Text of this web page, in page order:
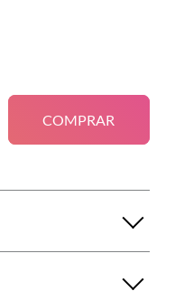
COMPRAR